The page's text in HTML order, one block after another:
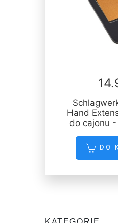
Hand
do cajonu -
DO